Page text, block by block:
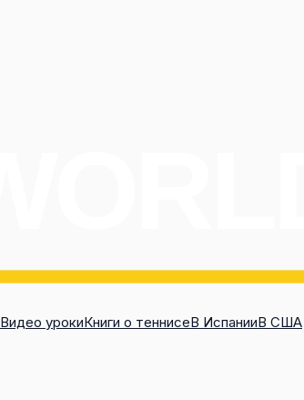
Видео урокиКниги о теннисеВ ИспанииВ США